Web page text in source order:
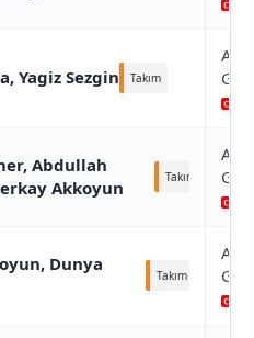
Yagiz Sezgin Takım
Abdullah
Akkoyun
Takım
Dunya
Takım